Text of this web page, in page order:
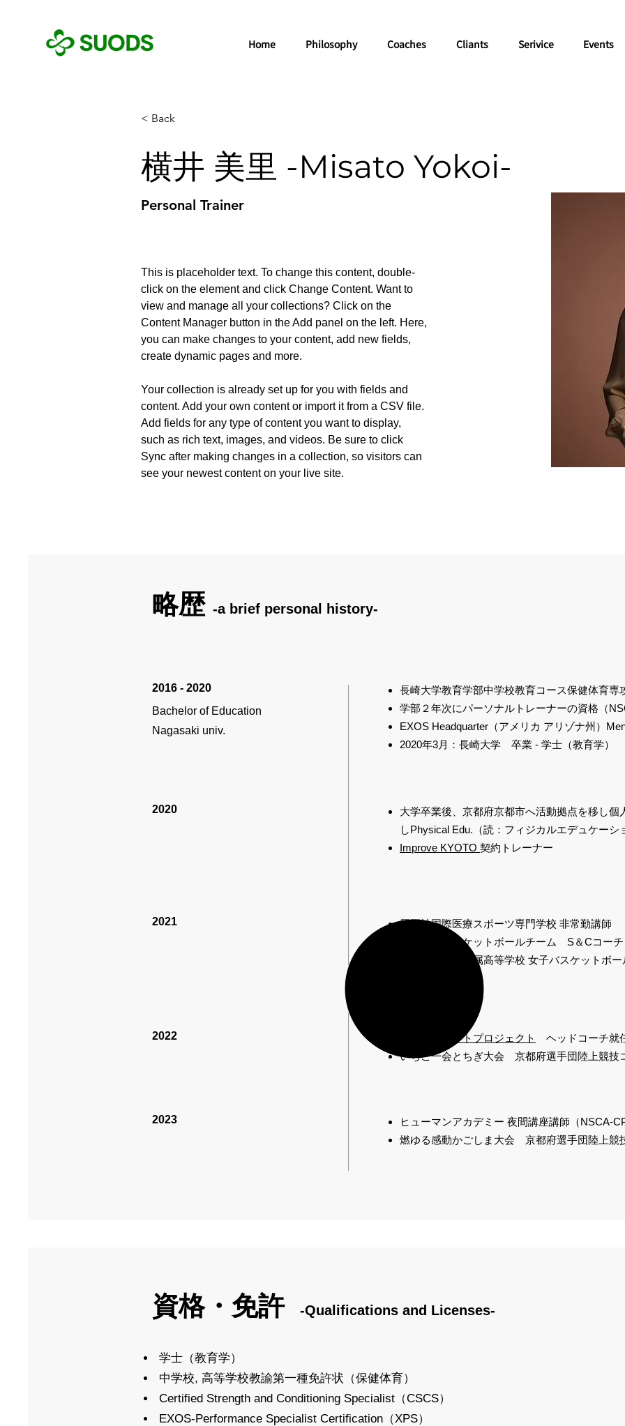
Home Philosophy Coaches Cliants Serivice Events
< Back
横井 美里 -Misato Yokoi-
Personal Trainer
This is placeholder text. To change this content, double-
click on the element and click Change Content. Want to
view and manage all your collections? Click on the
Content Manager button in the Add panel on the left. Here,
you can make changes to your content, add new fields,
create dynamic pages and more.
Your collection is already set up for you with fields and
content. Add your own content or import it from a CSV file.
Add fields for any type of content you want to display,
such as rich text, images, and videos. Be sure to click
Sync after making changes in a collection, so visitors can
see your newest content on your live site.
略歴 -a brief personal history-
2016 - 2020
Bachelor of Education
Nagasaki univ.
2020
2021
2022
2023
長崎大学教育学部中学校教育コース保健体育
学部２年次にパーソナルトレーナーの資格（
EXOS Headquarter（アメリカ アリゾナ州）
2020年3月：長崎大学 卒業 - 学士（教育学）
大学卒業後、京都府京都市へ活動拠点を移し個
しPhysical Edu.（読：フィジカルエデュケーシ
Improve KYOTO 契約トレーナー
履正社国際医療スポーツ専門学校 非常勤講師
​同校女子バスケットボールチーム S＆Cコーチ
京都産業大学付属高等学校 女子バスケットボ
​未来アスリートプロジェクト
ヘッドコーチ就
いちご一会とちぎ大会 京都府選手団陸上競技
ヒューマンアカデミー 夜間講座講師​（NSCA-
燃ゆる感動かごしま大会 京都府選手団陸上競
資格・免許 -Qualifications and Licenses-
学士（教育学）
中学校, 高等学校教諭第一種免許状（保健体育）
Certified Strength and Conditioning Specialist（CSCS）
EXOS-Performance Specialist Certification（XPS）